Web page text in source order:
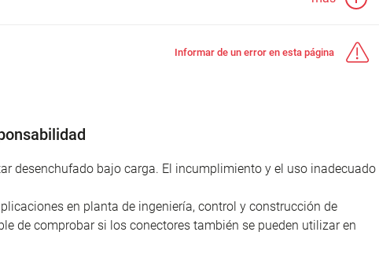
Informar de un error en esta página
desenchufado bajo carga. El incumplimiento y el uso inadecuado
en planta de ingeniería, control y construcción de
de comprobar si los conectores también se pueden utilizar en